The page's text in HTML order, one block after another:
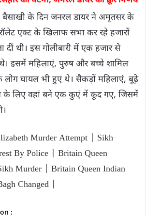
बैसाखी के दिन जनरल डायर ने अमृतसर के
एक्ट के खिलाफ सभा कर रहे हजारों
दीं थी। इस गोलीबारी में एक हजार से
थे। इसमें महिलाएं, पुरुष और बच्चे शामिल
घायल भी हुए थे। सैकड़ों महिलाएं, बूढ़े
के लिए वहां बने एक कुएं में कूद गए, जिसमें
Murder Attempt | Sikh
By Police | Britain Queen
Murder | Britain Queen Indian
Changed |
: